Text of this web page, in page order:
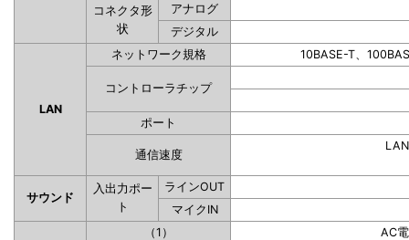
コネクタ形
状
アナログ
デジタル
LAN
ネットワーク規格 10BASE-T、
コントローラチップ
ポート
通信速度
サウンド
入出力ポー
ト
ラインOUT
マイクIN
（1）
AC